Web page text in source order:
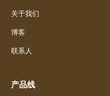
关于我们
博客
联系人
产品线